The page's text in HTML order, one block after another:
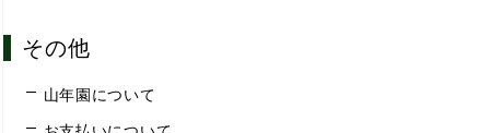
その他
山年園について